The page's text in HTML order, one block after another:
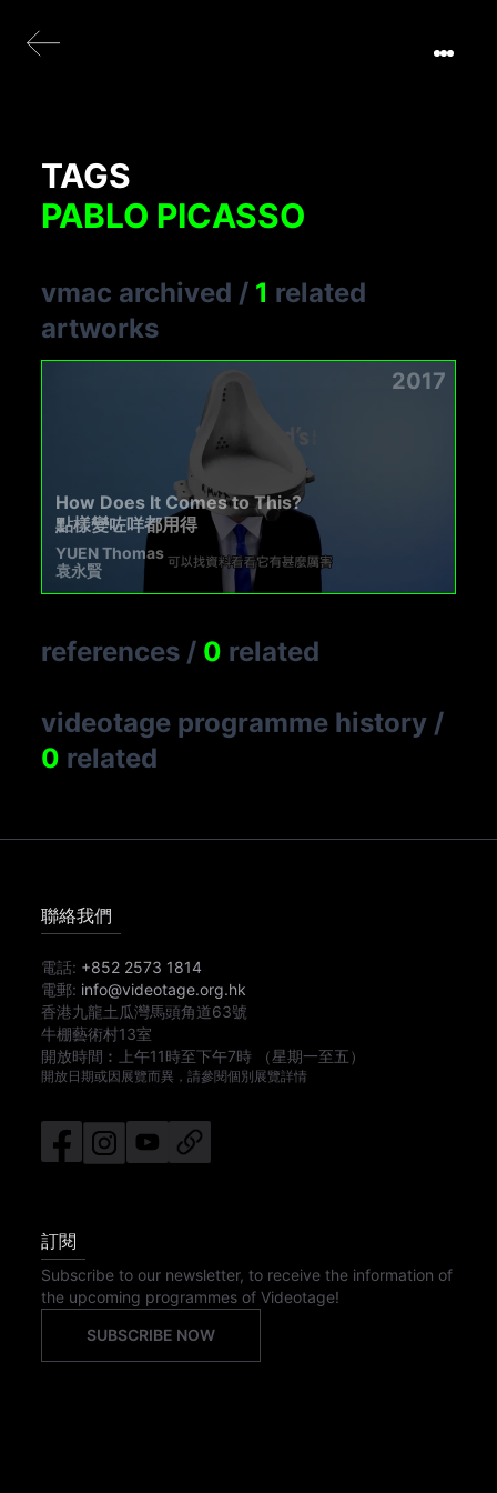
TAGS
PABLO PICASSO
vmac archived / 1 related
artworks
2017
How Does It Comes to This?
點樣變咗咩都用得
YUEN Thomas
袁永賢
references / 0 related
videotage programme history /
0 related
聯絡我們
電話: +852 2573 1814
電郵: info@videotage.org.hk
香港九龍土瓜灣馬頭角道63號
牛棚藝術村13室
開放時間︰
上午11時至下午7時 （星期一至五）
開放日期或因展覽而異，請參閱個別展覽詳情
訂閱
Subscribe to our newsletter, to receive the information of
the upcoming programmes of Videotage!
SUBSCRIBE NOW